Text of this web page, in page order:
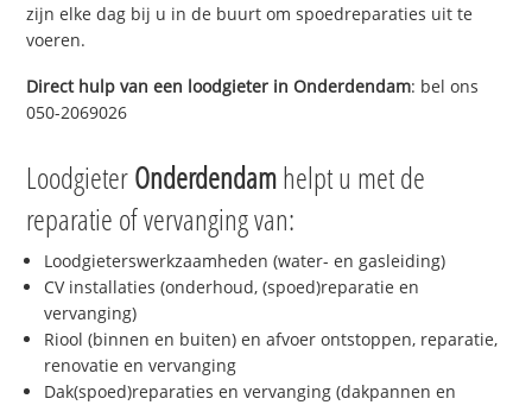
zijn elke dag bij u in de buurt om spoedreparaties uit te
voeren.
Direct hulp van een loodgieter inOnderdendam: bel ons
050-2069026
LoodgieterOnderdendamhelpt u met de
reparatie of vervanging van:
Loodgieterswerkzaamheden (water- en gasleiding)
CV installaties (onderhoud, (spoed)reparatie en
vervanging)
Riool (binnen en buiten) en afvoer ontstoppen, reparatie,
renovatie en vervanging
Dak(spoed)reparaties en vervanging (dakpannen en